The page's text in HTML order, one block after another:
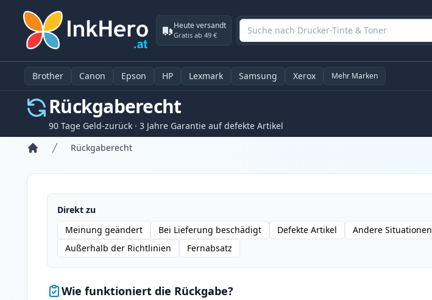
Heute versandt
Gratis ab 49 €
Brother Canon Epson HP Lexmark Samsung Xerox Mehr Marken
Rückgaberecht
90 Tage Geld-zurück · 3 Jahre Garantie auf defekte Artikel
Rückgaberecht
Direkt zu
Meinung geändert
Bei Lieferung beschädigt Defekte Artikel Andere Situationen
Außerhalb der Richtlinien
Fernabsatz
Wie funktioniert die Rückgabe?